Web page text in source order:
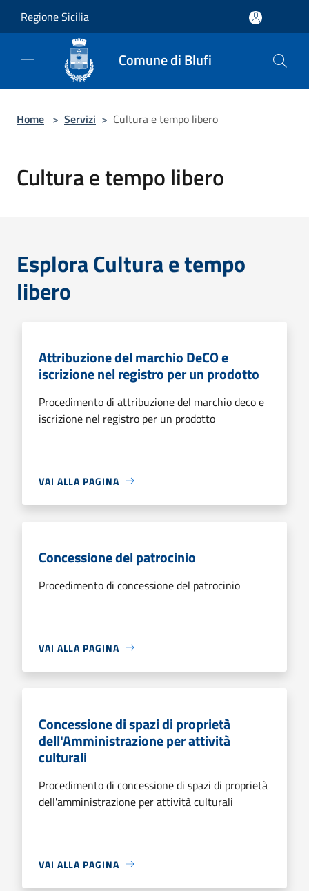
Regione Sicilia
Comune di Blufi
Home > Servizi > Cultura e tempo libero
Cultura e tempo libero
Esplora Cultura e tempo
libero
Attribuzione del marchio DeCO e
iscrizione nel registro per un prodotto
Procedimento di attribuzione del marchio deco e
iscrizione nel registro per un prodotto
VAI ALLA PAGINA
Concessione del patrocinio
Procedimento di concessione del patrocinio
VAI ALLA PAGINA
Concessione di spazi di proprietà
dell'Amministrazione per attività
culturali
Procedimento di concessione di spazi di proprietà
dell'amministrazione per attività culturali
VAI ALLA PAGINA